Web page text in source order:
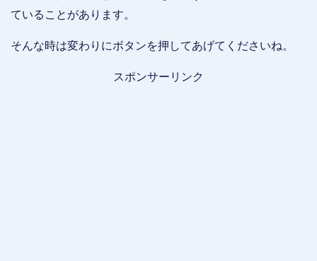
ていることがあります。
そんな時は変わりにボタンを押してあげてくださいね。
スポンサーリンク